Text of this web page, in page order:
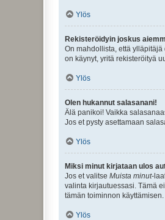
Ylös
Rekisteröidyin joskus
On mahdollista, että
on käynyt, yritä rekisteröityä
Ylös
Olen hukannut salasanani!
Älä panikoi! Vaikka
Jos et pysty asettamaan
Ylös
Miksi minut kirjataan ulos
Jos et valitse Muista minut-
valinta kirjautuessasi. Tämä
tämän toiminnon käyttämisen.
Ylös